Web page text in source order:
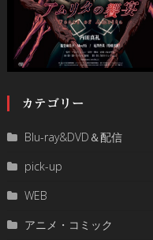
カテゴリー
Blu-ray&DVD＆配信
pick-up
WEB
アニメ・コミック